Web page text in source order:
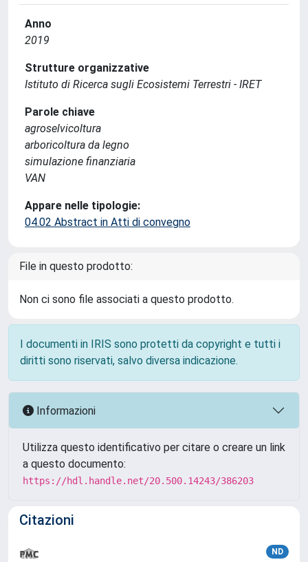
Anno
2019
Strutture organizzative
Istituto di Ricerca sugli Ecosistemi Terrestri - IRET
Parole chiave
agroselvicoltura
arboricoltura da legno
simulazione finanziaria
VAN
Appare nelle tipologie:
04.02 Abstract in Atti di convegno
File in questo prodotto:
Non ci sono file associati a questo prodotto.
I documenti in IRIS sono protetti da copyright e tutti i
diritti sono riservati, salvo diversa indicazione.
Informazioni
Utilizza questo identificativo per citare o creare un link
a questo documento:
https://hdl.handle.net/20.500.14243/386203
Citazioni
ND